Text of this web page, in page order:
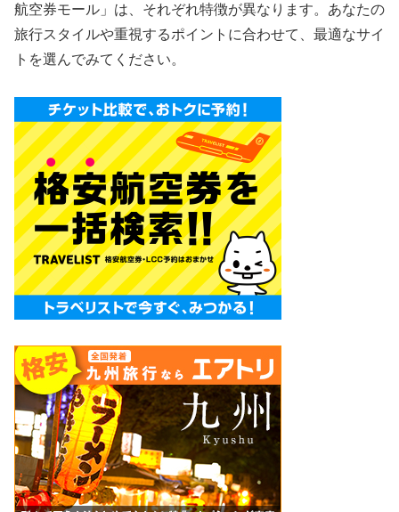
航空券モール」は、それぞれ特徴が異なります。あなたの
旅行スタイルや重視するポイントに合わせて、最適なサイ
トを選んでみてください。